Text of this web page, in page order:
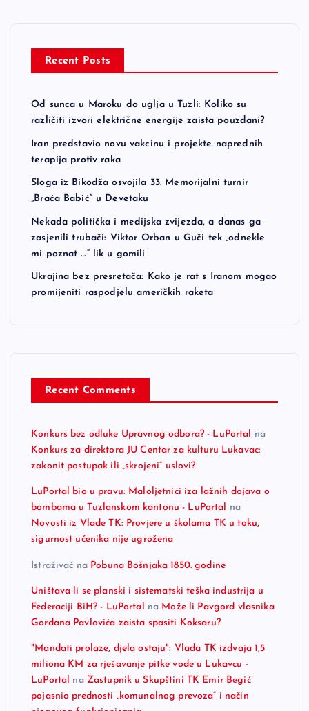
Recent Posts
Od sunca u Maroku do uglja u Tuzli: Koliko su
različiti izvori električne energije zaista pouzdani?
Iran predstavio novu vakcinu i projekte naprednih
terapija protiv raka
Sloga iz Bikodža osvojila 33. Memorijalni turnir
„Braća Babić“ u Devetaku
Nekada politička i medijska zvijezda, a danas ga
zasjenili trubači: Viktor Orban u Guči tek „odnekle
mi poznat …“ lik u gomili
Ukrajina bez presretača: Kako je rat s Iranom mogao
promijeniti raspodjelu američkih raketa
Recent Comments
Konkurs bez odluke Upravnog odbora? - LuPortal na
Konkurs za direktora JU Centar za kulturu Lukavac:
zakonit postupak ili „skrojeni“ uslovi?
LuPortal bio u pravu: Maloljetnici iza lažnih dojava o
bombama u Tuzlanskom kantonu - LuPortal na
Novosti iz Vlade TK: Provjere u školama TK u toku,
sigurnost učenika nije ugrožena
Istraživač na Pobuna Bošnjaka 1850. godine
Uništava li se planski i sistematski teška industrija u
Federaciji BiH? - LuPortal
na Može li Pavgord vlasnika
Gordana Pavlovića zaista spasiti Koksaru?
"Mandati prolaze, djela ostaju": Vlada TK izdvaja 1,5
miliona KM za rješavanje pitke vode u Lukavcu -
LuPortal na Zastupnik u Skupštini TK Emir Begić
pojasnio prednosti „komunalnog prevoza“ i način